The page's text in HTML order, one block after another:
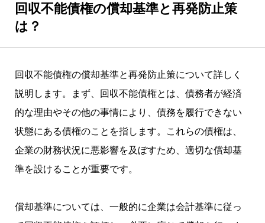
創業計画
コンサルティング
回収不能債権の償却基準と再発防止策
は？
回収不能債権の償却基準と再発防止策について詳しく
説明します。まず、回収不能債権とは、債務者が経済
的な理由やその他の事情により、債務を履行できない
状態にある債権のことを指します。これらの債権は、
企業の財務状況に悪影響を及ぼすため、適切な償却基
準を設けることが重要です。
償却基準については、一般的に企業は会計基準に従っ